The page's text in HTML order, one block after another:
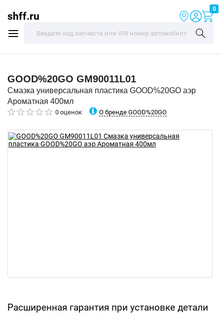
shff.ru
0
GOOD%20GO GM90011L01
Смазка универсальная пластика GOOD%20GO аэр
Ароматная 400мл
0 оценок О бренде GOOD%20GO
Расширенная гарантия при установке детали